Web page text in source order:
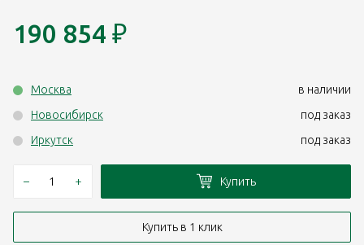
190 854 ₽
Москва
в наличии
Новосибирск
под заказ
Иркутск
под заказ
– + Купить
Купить в 1 клик